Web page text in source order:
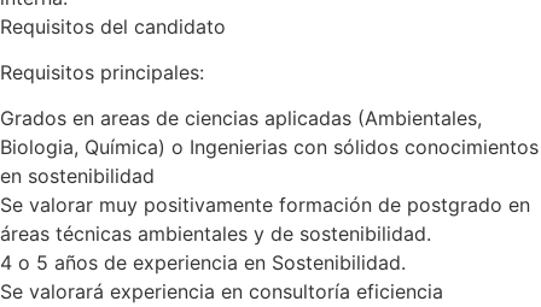
Requisitos del candidato
Requisitos principales:
Grados en areas de ciencias aplicadas (Ambientales,
Biologia, Química) o Ingenierias con sólidos conocimientos
en sostenibilidad
Se valorar muy positivamente formación de postgrado en
áreas técnicas ambientales y de sostenibilidad.
4 o 5 años de experiencia en Sostenibilidad.
Se valorará experiencia en consultoría eficiencia